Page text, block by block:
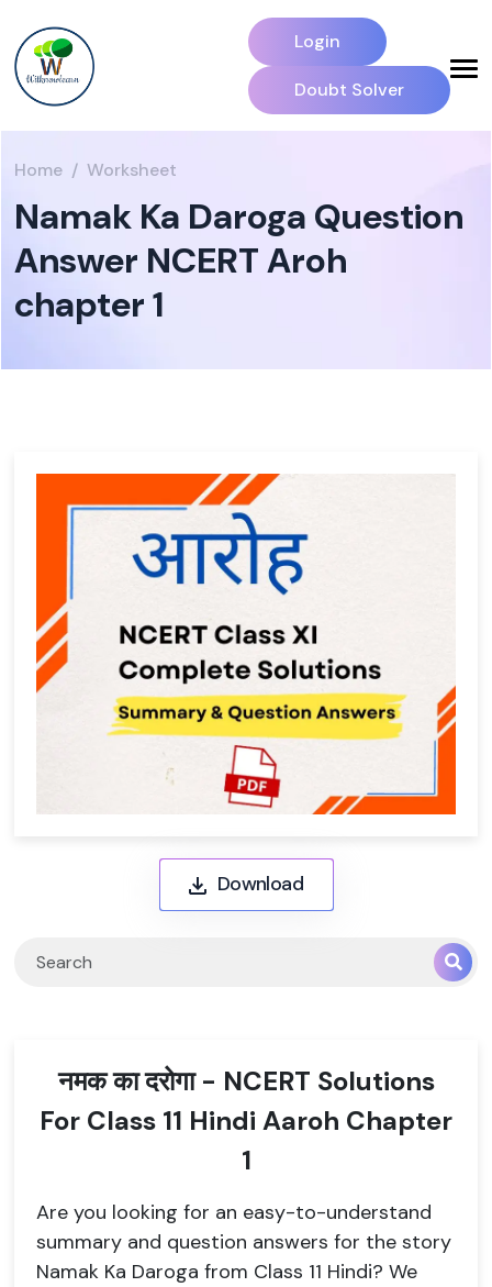
Login
Doubt Solver
Home Worksheet
Namak Ka Daroga Question
Answer NCERT Aroh
chapter 1
Download
नमक का दरोगा - NCERT Solutions
For Class 11 Hindi Aaroh Chapter
1
Are you looking for an easy-to-understand
summary and question answers for the story
Namak Ka Daroga from Class 11 Hindi? We